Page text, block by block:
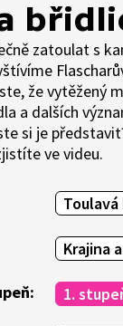
zatoulat s
že vytěžený
a dalších
si je
ve videu.
Krajina
1.